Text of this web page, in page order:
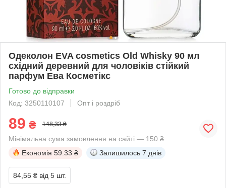
Одеколон EVA cosmetics Old Whisky 90 мл
східний деревний для чоловіків стійкий
парфум Ева Косметікс
Готово до відправки
Код: 3250110107
Опт і роздріб
89 ₴ 148,33 ₴
Мінімальна сума замовлення на сайті — 150 ₴
Економія 59.33 ₴ Залишилось 7 днів
84,55 ₴ від 5 шт.